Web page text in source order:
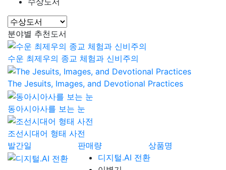
분야별 추천도서
수운 최제우의 종교 체험과 신비주의
The Jesuits, Images, and Devotional Practices
동아시아사를 보는 눈
조선시대어 형태 사전
발간일
판매량
상품명
디지털.AI 전환